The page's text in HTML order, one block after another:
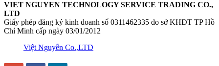
VIET NGUYEN TECHNOLOGY SERVICE TRADING CO.,
LTD
Giấy phép đăng ký kinh doanh số 0311462335 do sở KHĐT TP Hồ
Chí Minh cấp ngày 03/01/2012
Việt Nguyễn Co.,LTD